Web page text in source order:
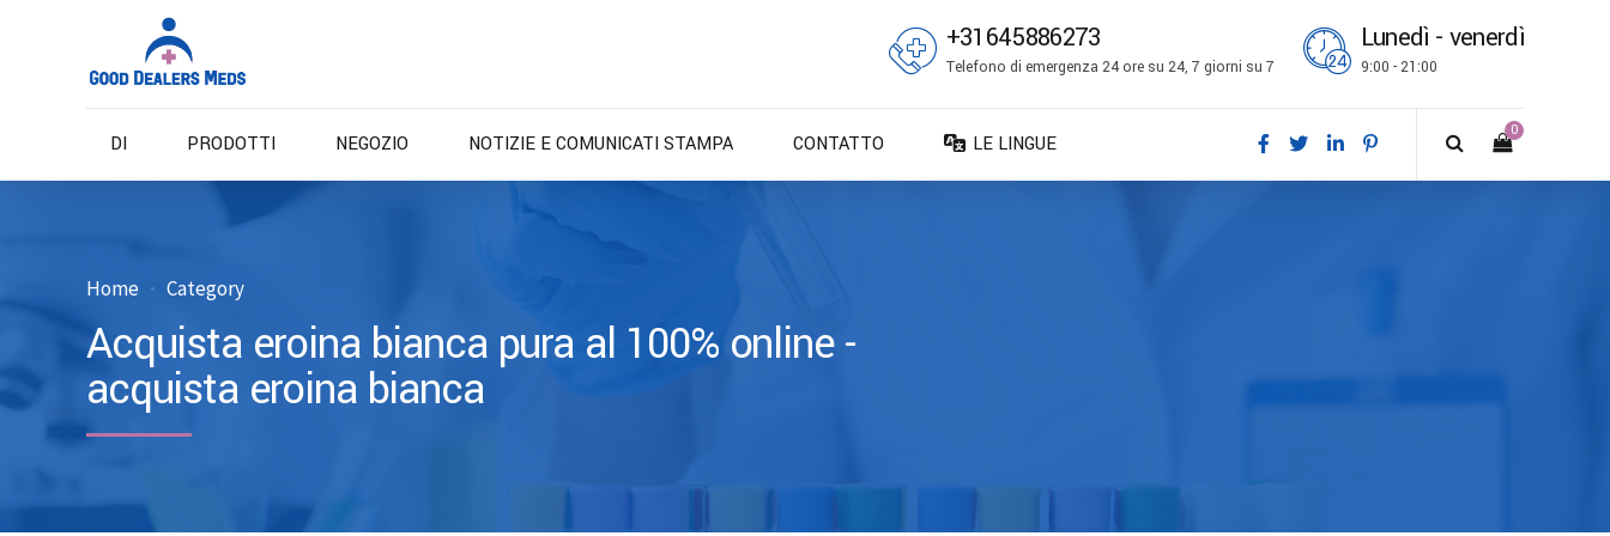
+31645886273
Telefono di emergenza 24 ore su 24, 7 giorni su 7
Lunedì - venerdì
9:00 - 21:00
0
DI PRODOTTI NEGOZIO NOTIZIE E COMUNICATI STAMPA CONTATTO
LE LINGUE
NO – Norsk bokmål
Home Category
Acquista eroina bianca pura al 100% online -
acquista eroina bianca